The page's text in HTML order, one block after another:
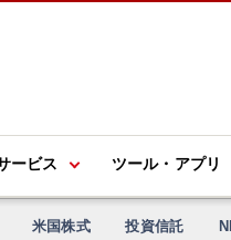
ービス ツール・アプリ
米国株式 投資信託